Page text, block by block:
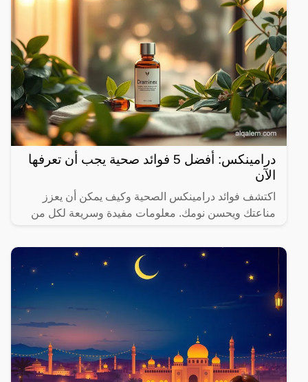
درامينكس: أفضل 5 فوائد صحية يجب أن تعرفها
الآن
اكتشف فوائد درامينكس الصحية وكيف يمكن أن يعزز
مناعتك ويحسن نومك. معلومات مفيدة وسريعة لكل من